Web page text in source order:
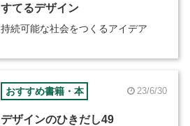
すてるデザイン
持続可能な社会をつくるアイデア
おすすめ書籍・本 23/6/30
デザインのひきだし49